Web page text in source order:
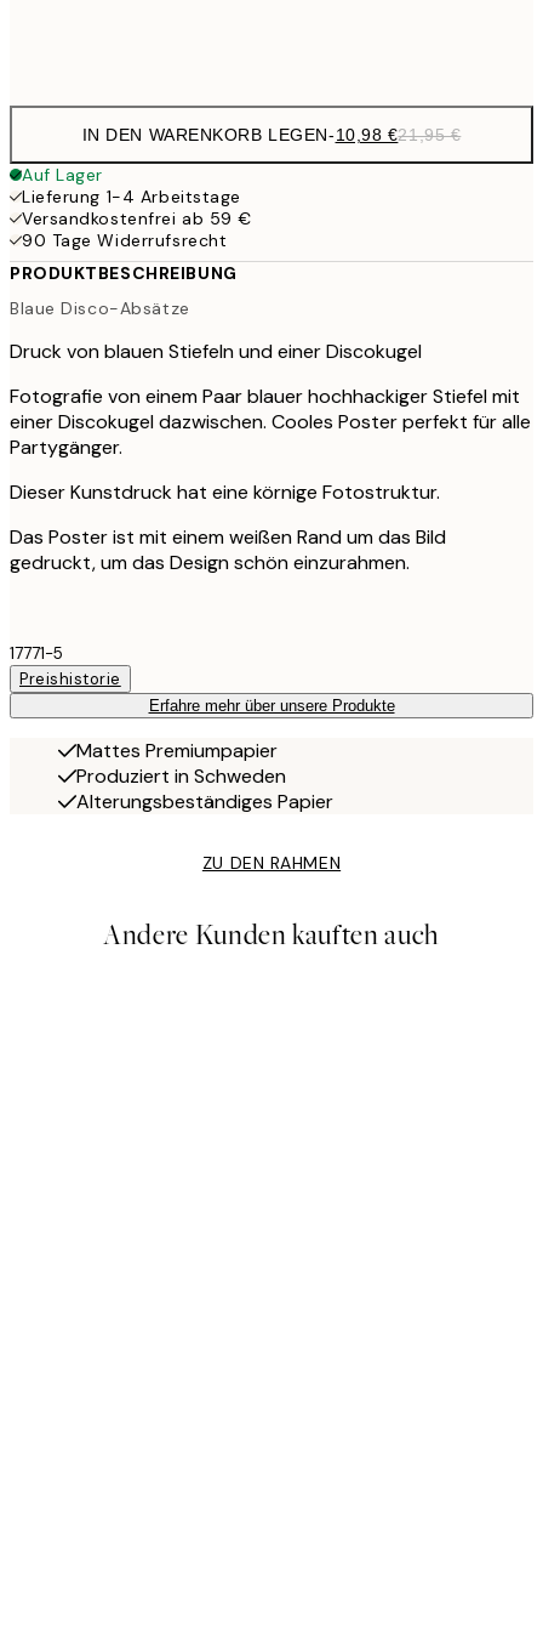
IN DEN WARENKORB LEGEN-10,98 €21,95 €
Auf Lager
Lieferung 1-4 Arbeitstage
Versandkostenfrei ab 59 €
90 Tage Widerrufsrecht
PRODUKTBESCHREIBUNG
Blaue Disco-Absätze
Druck von blauen Stiefeln und einer Discokugel
Fotografie von einem Paar blauer hochhackiger Stiefel mit
einer Discokugel dazwischen. Cooles Poster perfekt für alle
Partygänger.
Dieser Kunstdruck hat eine körnige Fotostruktur.
Das Poster ist mit einem weißen Rand um das Bild
gedruckt, um das Design schön einzurahmen.
17771-5
Preishistorie
Erfahre mehr über unsere Produkte
Mattes Premiumpapier
Produziert in Schweden
Alterungsbeständiges Papier
ZU DEN RAHMEN
Andere Kunden kauften auch